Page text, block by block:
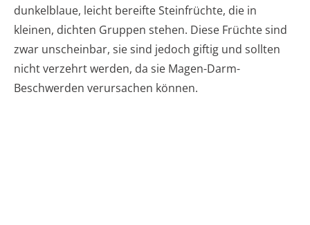
dunkelblaue, leicht bereifte Steinfrüchte, die in
kleinen, dichten Gruppen stehen. Diese Früchte sind
zwar unscheinbar, sie sind jedoch giftig und sollten
nicht verzehrt werden, da sie Magen-Darm-
Beschwerden verursachen können.